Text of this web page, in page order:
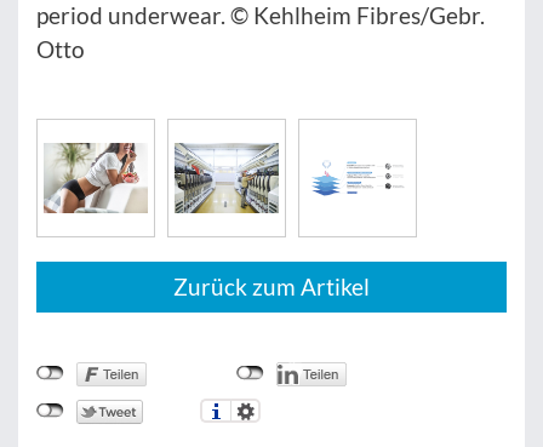
period underwear. © Kehlheim Fibres/Gebr.
Otto
Zurück zum Artikel